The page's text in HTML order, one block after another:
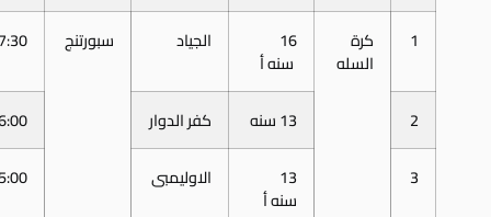
1 كرة
السله
16
سنه أ
الجياد سبورتنج 7:30
2 13 سنه كفر الدوار
6:00
3
13
سنه أ
الاوليمبى 5:00